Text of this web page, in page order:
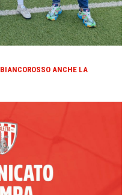
ANCHE LA